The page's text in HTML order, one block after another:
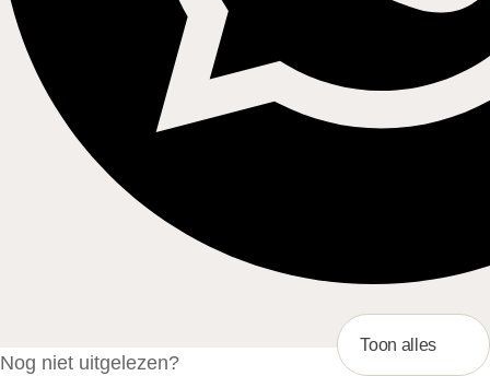
Nog niet uitgelezen?
Toon alles